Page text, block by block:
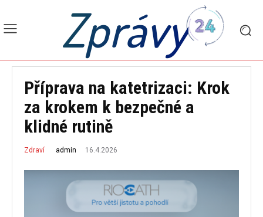
Zprávy
Příprava na katetrizaci: Krok
za krokem k bezpečné a
klidné rutině
Zdraví admin 16.4.2026